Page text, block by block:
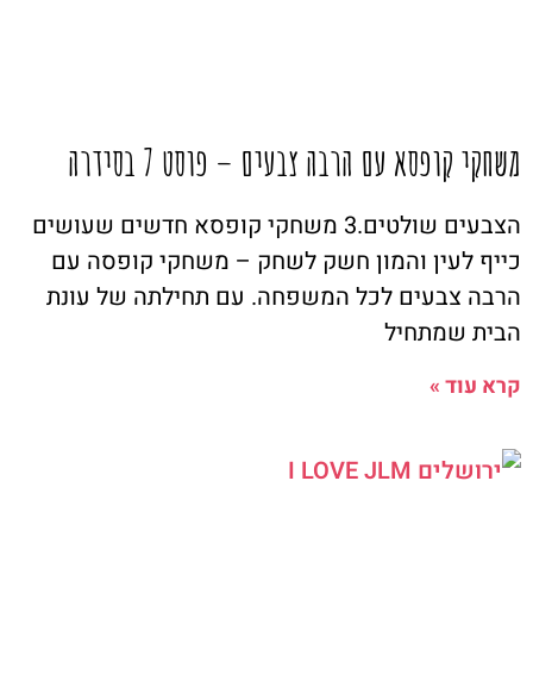
משחקי קופסא עם הרבה צבעים – פוסט 7 בסידרה
הצבעים שולטים.3 משחקי קופסא חדשים שעושים
כייף לעין והמון חשק לשחק – משחקי קופסה עם
הרבה צבעים לכל המשפחה. עם תחילתה של עונת
הבית שמתחיל
קרא עוד »